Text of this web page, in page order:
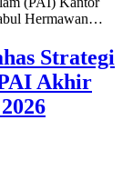
Hermawan…
Strategi
Akhir